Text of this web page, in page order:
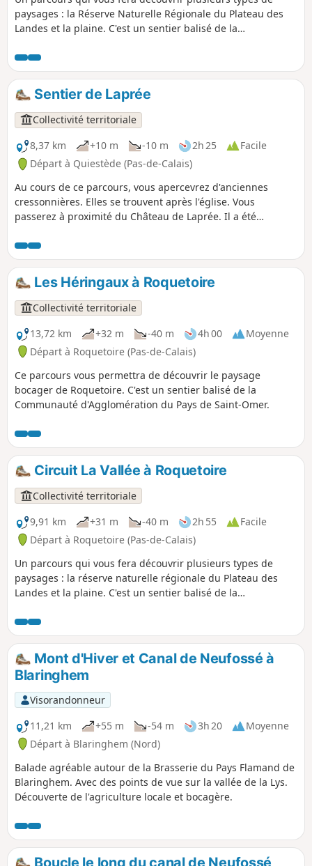
paysages : la Réserve Naturelle Régionale du Plateau des
Landes et la plaine. C'est un sentier balisé de la
Sentier de Laprée
Collectivité territoriale
8,37 km
+10 m -10 m 2h 25
Facile
Départ à Quiestède (Pas-de-Calais)
Au cours de ce parcours, vous apercevrez d'anciennes
cressonnières. Elles se trouvent après l'église. Vous
passerez à proximité du Château de Laprée. Il a été
un sentier balisé de la Communauté d'Agglomération du
Pays de Saint-Omer.
Les Héringaux à Roquetoire
Collectivité territoriale
13,72 km
+32 m -40 m 4h 00
Moyenne
Départ à Roquetoire (Pas-de-Calais)
Ce parcours vous permettra de découvrir le paysage
bocager de Roquetoire. C'est un sentier balisé de la
Communauté d'Agglomération du Pays de Saint-Omer.
Circuit La Vallée à Roquetoire
Collectivité territoriale
9,91 km
+31 m -40 m 2h 55
Facile
Départ à Roquetoire (Pas-de-Calais)
Un parcours qui vous fera découvrir plusieurs types de
paysages : la réserve naturelle régionale du Plateau des
Landes et la plaine. C'est un sentier balisé de la
Mont d'Hiver et Canal de Neufossé à
Blaringhem
Visorandonneur
11,21 km
+55 m -54 m 3h 20
Moyenne
Départ à Blaringhem (Nord)
Balade agréable autour de la Brasserie du Pays Flamand de
Blaringhem. Avec des points de vue sur la vallée de la Lys.
Découverte de l'agriculture locale et bocagère.
Boucle le long du canal de Neufossé